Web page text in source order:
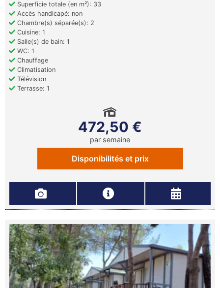
Superficie totale (en m²): 33
Accès handicapé: non
Chambre(s) séparée(s): 2
Cuisine: 1
Salle(s) de bain: 1
WC: 1
Chauffage
Climatisation
Télévision
Terrasse: 1
472,50 €
par semaine
Disponibilités et prix